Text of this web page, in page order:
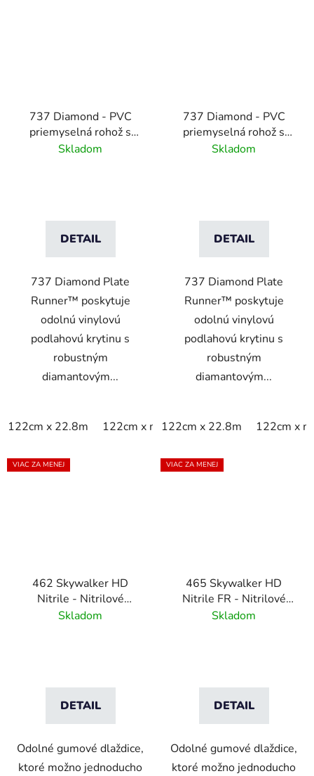
737 Diamond - PVC
priemyselná rohož s
protišmykovým vzorom
Skladom
DETAIL
737 Diamond Plate
Runner™ poskytuje
odolnú vinylovú
podlahovú krytinu s
robustným
diamantovým...
122cm x 22.8m 122cm x m 91cm x 22.8m 91cm x
737 Diamond - PVC
priemyselná rohož s
protišmykovým vzorom
Skladom
DETAIL
737 Diamond Plate
Runner™ poskytuje
odolnú vinylovú
podlahovú krytinu s
robustným
diamantovým...
122cm x 22.8m 122cm x m
VIAC ZA MENEJ
462 Skywalker HD
Nitrile - Nitrilové
gumové dlaždice s
Skladom
DETAIL
Odolné gumové dlaždice,
ktoré možno jednoducho
VIAC ZA MENEJ
465 Skywalker HD
Nitrile FR - Nitrilové
protipožiarne gumové
Skladom
DETAIL
Odolné gumové dlaždice,
ktoré možno jednoducho